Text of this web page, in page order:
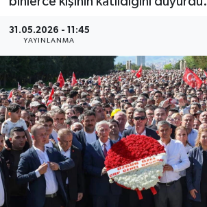
31.05.2026 - 11:45
YAYINLANMA